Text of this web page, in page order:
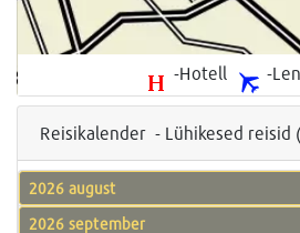
-Hotell -
Reisikalender - Lühikesed reisid
2026 august
2026 september